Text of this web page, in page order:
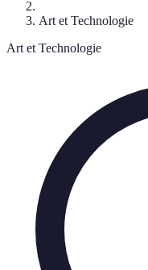
Art et Technologie
Art et Technologie